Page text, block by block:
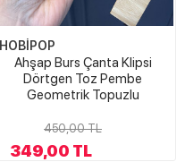
HOBİPOP
Ahşap Burs Çanta Klipsi
Dörtgen Toz Pembe
Geometrik Topuzlu
450,00 TL
349,00 TL